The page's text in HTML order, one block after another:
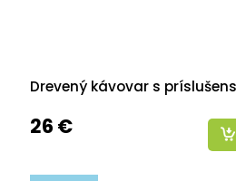
Drevený kávovar s
26 €